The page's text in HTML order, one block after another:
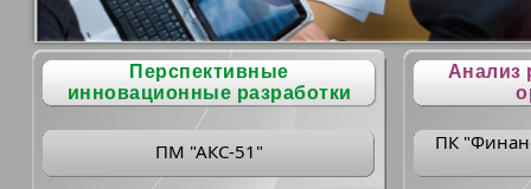
Перспективные
инновационные разработки
ПМ "АКС-51"
Анализ
ПК